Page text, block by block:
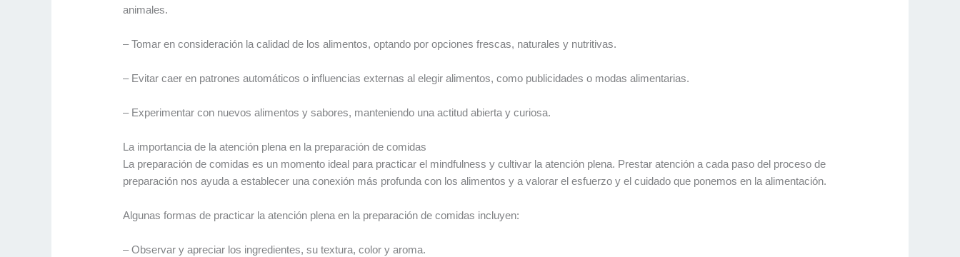
animales.
– Tomar en consideración la calidad de los alimentos, optando por opciones frescas, naturales y nutritivas.
– Evitar caer en patrones automáticos o influencias externas al elegir alimentos, como publicidades o modas alimentarias.
– Experimentar con nuevos alimentos y sabores, manteniendo una actitud abierta y curiosa.
La importancia de la atención plena en la preparación de comidas
La preparación de comidas es un momento ideal para practicar el mindfulness y cultivar la atención plena. Prestar atención a cada paso del proceso de
preparación nos ayuda a establecer una conexión más profunda con los alimentos y a valorar el esfuerzo y el cuidado que ponemos en la alimentación.
Algunas formas de practicar la atención plena en la preparación de comidas incluyen:
– Observar y apreciar los ingredientes, su textura, color y aroma.